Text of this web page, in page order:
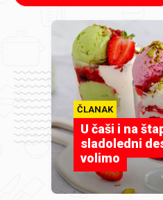
ČLANAK
U čaši i na
sladoledni
volimo